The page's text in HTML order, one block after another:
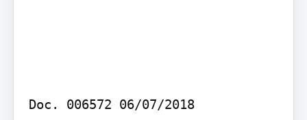
Doc. 006572 06/07/2018